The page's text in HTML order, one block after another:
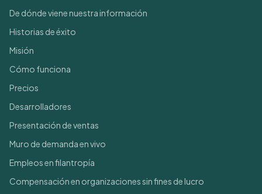
De dónde viene nuestra información
Historias de éxito
Misión
Cómo funciona
Precios
Desarrolladores
Presentación de ventas
Muro de demanda en vivo
Empleos en filantropía
Compensación en organizaciones sin fines de lucro